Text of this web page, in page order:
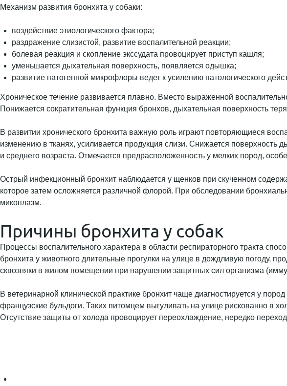
Механизм развития бронхита у собаки:
воздействие этиологического фактора;
раздражение слизистой, развитие воспалительной реакции;
болевая реакция и скопление экссудата провоцирует приступ кашля;
уменьшается дыхательная поверхность, появляется одышка;
развитие патогенной микрофлоры ведет к усилению патологического
Хроническое течение развивается плавно. Вместо выраженной
Понижается сократительная функция бронхов, дыхательная поверхность
В развитии хронического бронхита важную роль играют повторяющиеся
изменению в тканях, усиливается продукция слизи. Снижается
и среднего возраста. Отмечается предрасположенность у мелких пород,
Острый инфекционный бронхит наблюдается у щенков при скученном
которое затем осложняется различной флорой. При обследовании
микоплазм.
Причины бронхита у собак
Процессы воспалительного характера в области респираторного тракта
бронхита у животного длительные прогулки на улице в дождливую погоду,
сквозняки в жилом помещении при нарушении защитных сил организма
В ветеринарной клинической практике бронхит чаще диагностируется у
французские бульдоги. Таких питомцем выгуливать на улице рискованно в
Отсутствие защиты от холода провоцирует переохлаждение, нередко